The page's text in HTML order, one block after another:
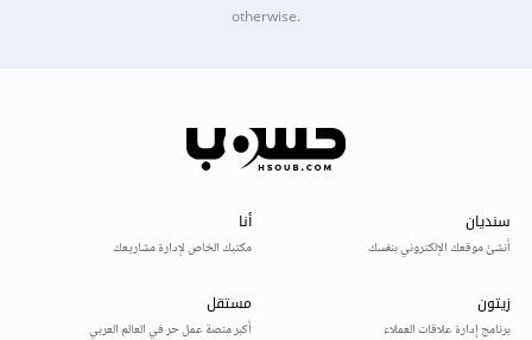
otherwise.